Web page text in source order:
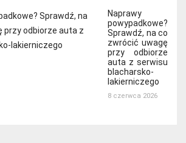
Naprawy
powypadkowe?
Sprawdź, na co
zwrócić uwagę
przy odbiorze
auta z serwisu
blacharsko-
lakierniczego
8 czerwca 2026